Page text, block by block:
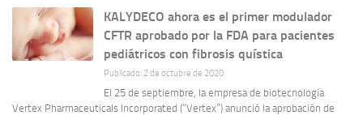
KALYDECO ahora es el primer modulador
CFTR aprobado por la FDA para pacientes
pediátricos con fibrosis quística
Publicado: 2 de octubre de 2020
El 25 de septiembre, la empresa de biotecnología
Vertex Pharmaceuticals Incorporated (“Vertex”) anunció la aprobación de